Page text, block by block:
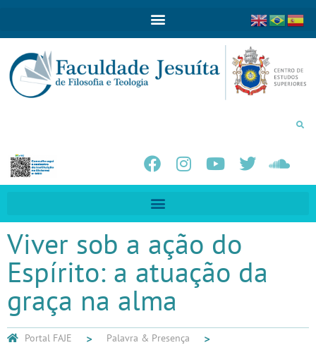
Viver sob a ação do
Espírito: a atuação da
graça na alma
Portal FAJE Palavra & Presença